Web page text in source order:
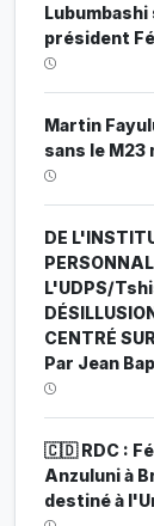
président
Martin
sans le
DE
L'UDPS/
CENTRÉ
Par Jean
🇨🇩 RDC :
Anzuluni à
destiné à